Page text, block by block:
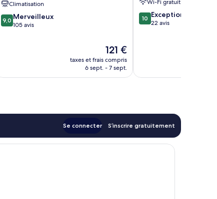
Mar
Le
Lavandou
Climatisation
9.0
sur
9,0 Merveilleux
105 avis
Le
nouveau
prix
121 €
taxes et frais compris
6 sept. - 7 sept.
Lavandou
Wi-Fi gratuit
10.0
sur
10 Exceptionnel
22 avis
Se connecter S’inscrire gratuitement